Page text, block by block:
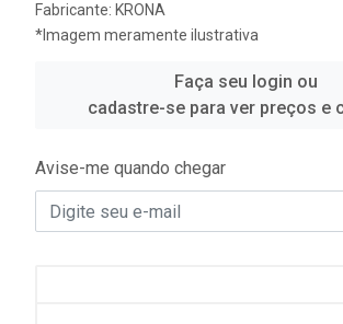
Fabricante: KRONA
*Imagem meramente ilustrativa
Faça seu login ou
cadastre-se para ver preços e
Avise-me quando chegar